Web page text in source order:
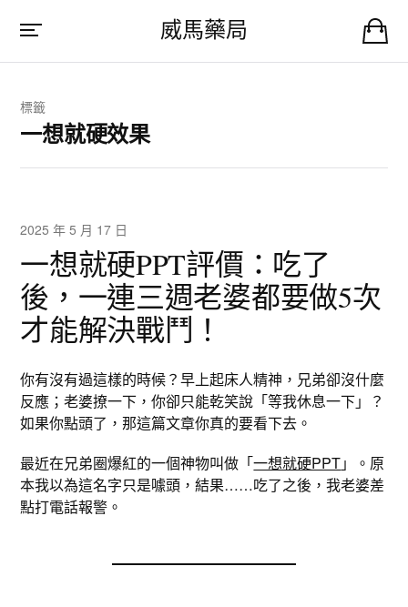
威馬藥局
標籤
一想就硬效果
2025 年 5 月 17 日
一想就硬PPT評價：吃了
後，一連三週老婆都要做5次
才能解決戰鬥！
你有沒有過這樣的時候？早上起床人精神，兄弟卻沒什麼
反應；老婆撩一下，你卻只能乾笑說「等我休息一下」？
如果你點頭了，那這篇文章你真的要看下去。
最近在兄弟圈爆紅的一個神物叫做「一想就硬PPT」。原
本我以為這名字只是噱頭，結果……吃了之後，我老婆差
點打電話報警。